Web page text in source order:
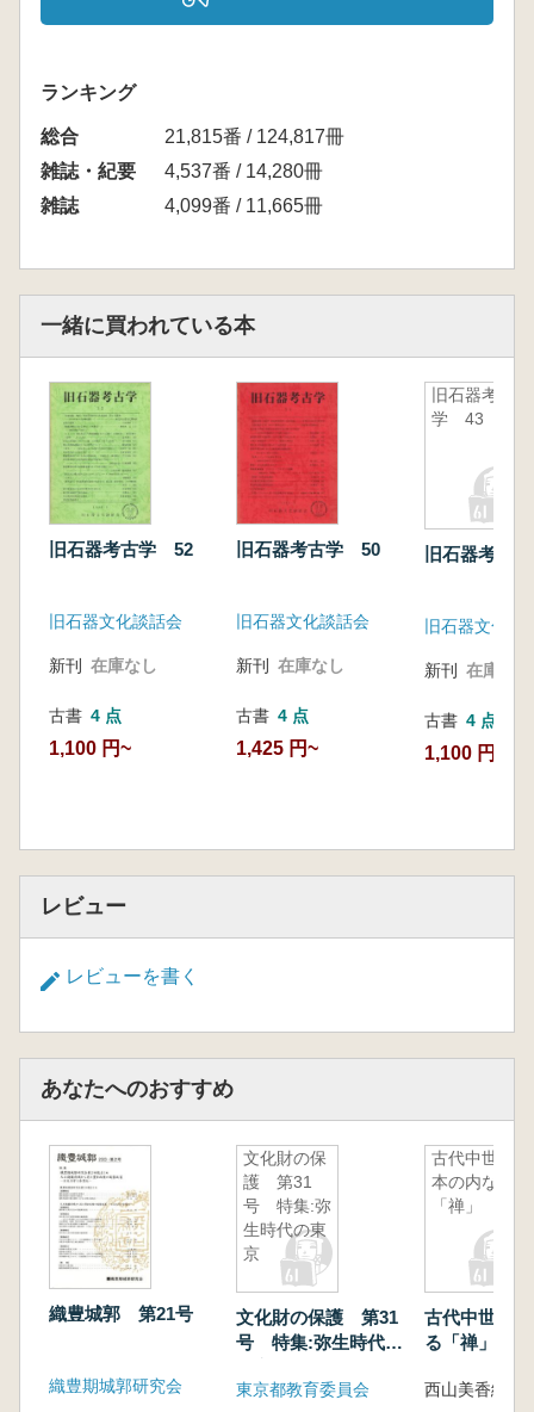
ランキング
総合
21,815番 / 124,817冊
雑誌・紀要
4,537番 / 14,280冊
雑誌
4,099番 / 11,665冊
一緒に買われている本
旧石器考古学 52
旧石器文化談話会
新刊 在庫なし
古書 4 点
1,100 円~
旧石器考古学 50
旧石器文化談話会
新刊 在庫なし
古書 4 点
1,425 円~
旧石器考古
学 43
旧石器考古
旧石器文化談
新刊 在庫なし
古書 4 点
1,100 円~
レビュー
レビューを書く
あなたへのおすすめ
織豊城郭 第21号
織豊期城郭研究会
文化財の保
護 第31
号 特集:弥
生時代の東
京
文化財の保護 第31
号 特集:弥生時代の
東京都教育委員会
古代中世日
本の内なる
「禅」
古代中世日
る「禅」
西山美香編